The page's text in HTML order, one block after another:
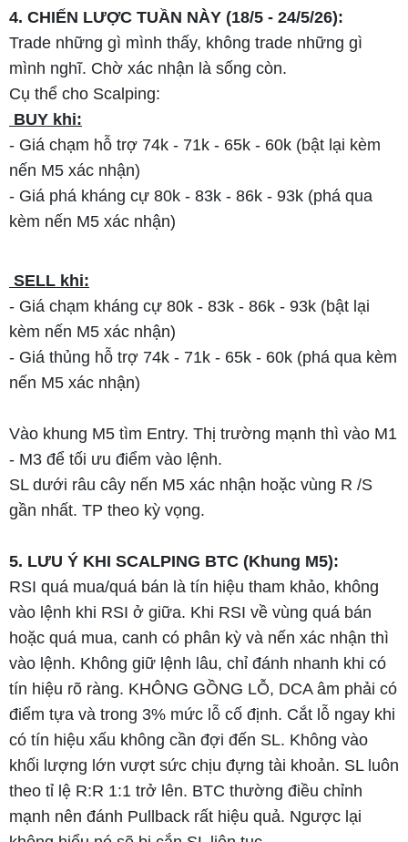
4. CHIẾN LƯỢC TUẦN NÀY (18/5 - 24/5/26):
Trade những gì mình thấy, không trade những gì
mình nghĩ. Chờ xác nhận là sống còn.
Cụ thể cho Scalping:
BUY khi:
- Giá chạm hỗ trợ 74k - 71k - 65k - 60k (bật lại kèm
nến M5 xác nhận)
- Giá phá kháng cự 80k - 83k - 86k - 93k (phá qua
kèm nến M5 xác nhận)
SELL khi:
- Giá chạm kháng cự 80k - 83k - 86k - 93k (bật lại
kèm nến M5 xác nhận)
- Giá thủng hỗ trợ 74k - 71k - 65k - 60k (phá qua kèm
nến M5 xác nhận)
Vào khung M5 tìm Entry. Thị trường mạnh thì vào M1
- M3 để tối ưu điểm vào lệnh.
SL dưới râu cây nến M5 xác nhận hoặc vùng R /S
gần nhất. TP theo kỳ vọng.
5. LƯU Ý KHI SCALPING BTC (Khung M5):
RSI quá mua/quá bán là tín hiệu tham khảo, không
vào lệnh khi RSI ở giữa. Khi RSI về vùng quá bán
hoặc quá mua, canh có phân kỳ và nến xác nhận thì
vào lệnh. Không giữ lệnh lâu, chỉ đánh nhanh khi có
tín hiệu rõ ràng. KHÔNG GỒNG LỖ, DCA âm phải có
điểm tựa và trong 3% mức lỗ cố định. Cắt lỗ ngay khi
có tín hiệu xấu không cần đợi đến SL. Không vào
khối lượng lớn vượt sức chịu đựng tài khoản. SL luôn
theo tỉ lệ R:R 1:1 trở lên. BTC thường điều chỉnh
mạnh nên đánh Pullback rất hiệu quả. Ngược lại